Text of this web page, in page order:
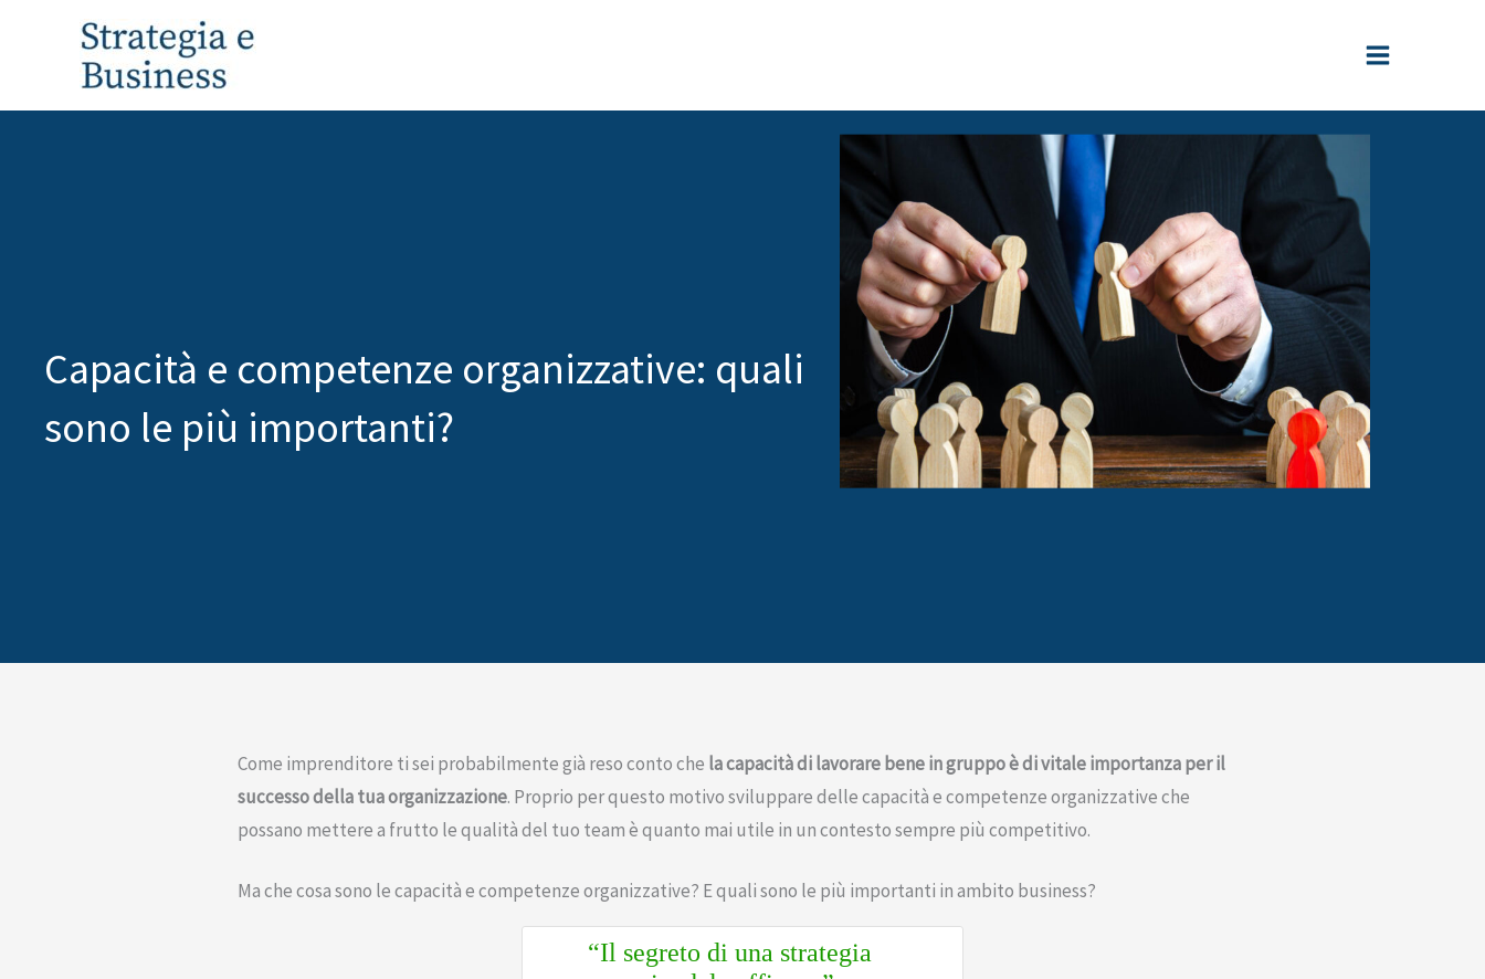
contenuto
Capacità e competenze organizzative: quali
sono le più importanti?
Come imprenditore ti sei probabilmente già reso conto che la capacità di lavorare bene in gruppo è di vitale importanza per il
successo della tua organizzazione. Proprio per questo motivo sviluppare delle capacità e competenze organizzative che
possano mettere a frutto le qualità del tuo team è quanto mai utile in un contesto sempre più competitivo.
Ma che cosa sono le capacità e competenze organizzative? E quali sono le più importanti in ambito business?
“Il segreto di una strategia